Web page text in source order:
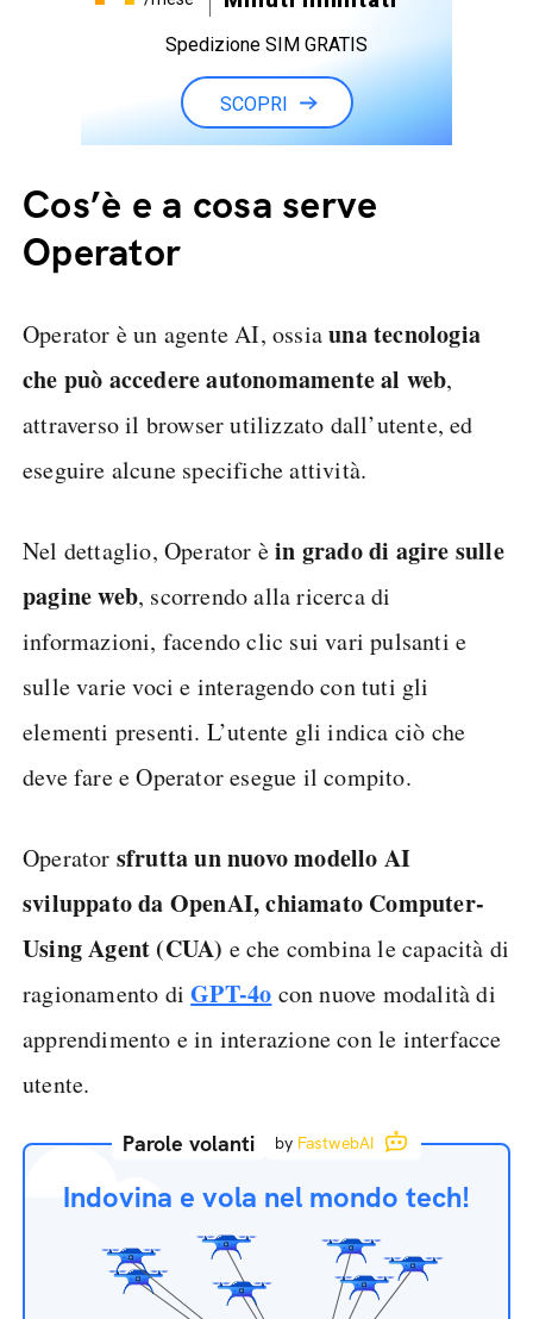
Spedizione SIM GRATIS
SCOPRI
Cos’è e a cosa serve
Operator
Operator è un agente AI, ossiauna tecnologia
che può accedere autonomamente al web,
attraverso il browser utilizzato dall’utente, ed
eseguire alcune specifiche attività.
Nel dettaglio, Operator èin grado di agire sulle
pagine web, scorrendo alla ricerca di
informazioni, facendo clic sui vari pulsanti e
sulle varie voci e interagendo con tuti gli
elementi presenti. L’utente gli indica ciò che
deve fare e Operator esegue il compito.
Operator sfrutta un nuovo modello AI
sviluppato da OpenAI, chiamato Computer-
Using Agent (CUA) e che combina le capacità di
ragionamento diGPT-4o con nuove modalità di
apprendimento e in interazione con le interfacce
utente.
Parole volanti by FastwebAI
Indovina e vola nel mondo tech!